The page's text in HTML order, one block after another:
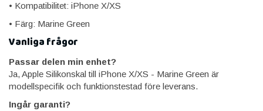
• Kompatibilitet: iPhone X/XS
• Färg: Marine Green
Vanliga frågor
Passar delen min enhet?
Ja, Apple Silikonskal till iPhone X/XS - Marine Green är
modellspecifik och funktionstestad före leverans.
Ingår garanti?